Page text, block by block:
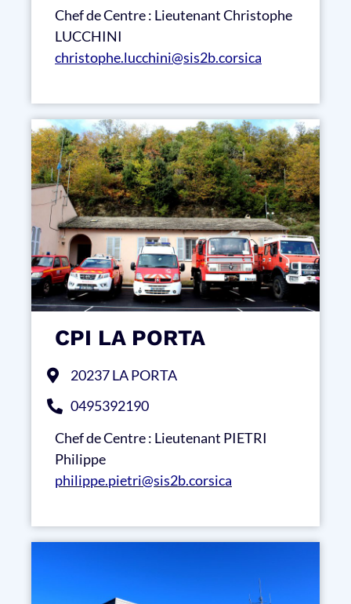
Chef de Centre : Lieutenant Christophe
LUCCHINI
christophe.lucchini@sis2b.corsica
CPI LA PORTA
20237 LA PORTA
0495392190
Chef de Centre : Lieutenant PIETRI
Philippe
philippe.pietri@sis2b.corsica